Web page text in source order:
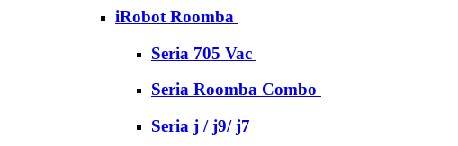
iRobot Roomba
Seria 705 Vac
Seria Roomba Combo
Seria j / j9/ j7